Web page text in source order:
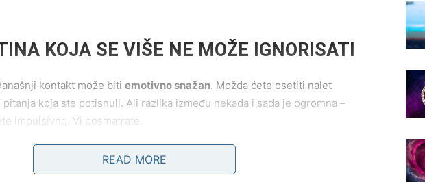
KOJA SE VIŠE NE MOŽE IGNORISATI
kontakt može biti emotivno snažan. Možda ćete osetiti nalet
koja ste potisnuli. Ali razlika između nekada i sada je ogromna –
impulsivno. Vi posmatrate.
iz prošlosti može vas naterati da još jasnije sagledate gde ste sada i šta
koliko ste porasli, koliko vam sadašnji odnos pruža više nego što ste nekada
READ MORE